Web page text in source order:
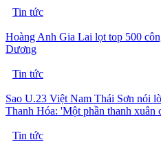
Tin tức
Hoàng Anh Gia Lai lọt top 500
Dương
Tin tức
Sao U.23 Việt Nam Thái Sơn nói
Thanh Hóa: 'Một phần thanh xuân
Tin tức